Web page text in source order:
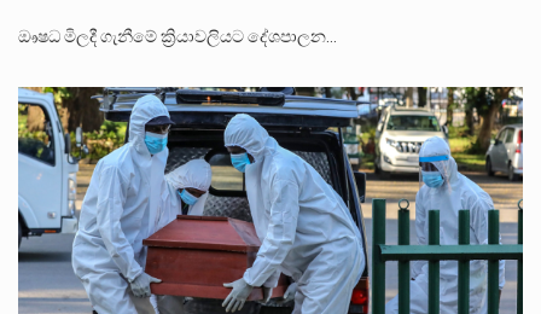
ඖෂධ මිලදී ගැනීමේ ක්‍රියාවලියට දේශපාලන…